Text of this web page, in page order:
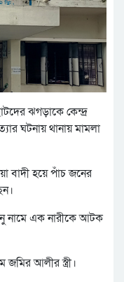
ঝগড়াকে কেন্দ্র
ঘটনায় থানায় মামলা
বাদী হয়ে পাঁচ জনের
নামে এক নারীকে আটক
আলীর স্ত্রী।